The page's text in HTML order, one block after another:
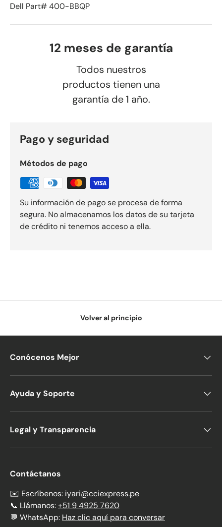
Dell Part# 400-BBQP
12 meses de garantía
Todos nuestros
productos tienen una
garantía de 1 año.
Pago y seguridad
Métodos de pago
Su información de pago se procesa de forma
segura. No almacenamos los datos de su tarjeta
de crédito ni tenemos acceso a ella.
Volver al principio
Conócenos Mejor
Ayuda y Soporte
Legal y Transparencia
Contáctanos
✉️ Escríbenos: iyari@cciexpress.pe
📞 Llámanos:+51 9 4925 7620
💬 WhatsApp: Haz clic aquí para conversar